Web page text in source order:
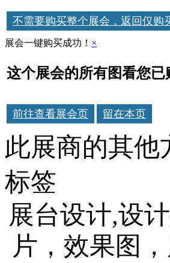
不需要购买整个展会，返回仅购
展会一键购买成功！ ×
这个展会的所有图看您已
前往查看展会页 留在本页
此展商的其他
标签
展台设计,设
片，效果图